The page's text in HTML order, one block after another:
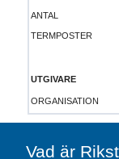
antal
termposter
utgivare
organisation
Vad är